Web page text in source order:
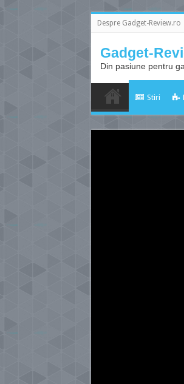
Despre Gadget-Review.ro
Gadget-
Din pasiune pentru
Stiri